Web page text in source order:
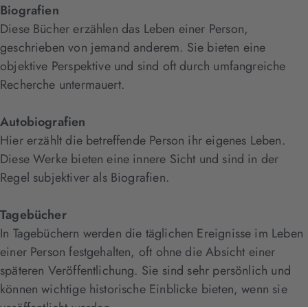
Biografien
Diese Bücher erzählen das Leben einer Person,
geschrieben von jemand anderem. Sie bieten eine
objektive Perspektive und sind oft durch umfangreiche
Recherche untermauert.
Autobiografien
Hier erzählt die betreffende Person ihr eigenes Leben.
Diese Werke bieten eine innere Sicht und sind in der
Regel subjektiver als Biografien.
Tagebücher
In Tagebüchern werden die täglichen Ereignisse im Leben
einer Person festgehalten, oft ohne die Absicht einer
späteren Veröffentlichung. Sie sind sehr persönlich und
können wichtige historische Einblicke bieten, wenn sie